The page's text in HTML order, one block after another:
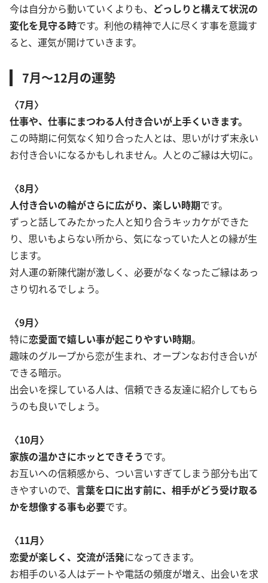
今は自分から動いていくよりも、 どっしりと構えて状況の
変化を見守る時です。利他の精神で人に尽くす事を意識す
ると、運気が開けていきます。
7月～12月の運勢
〈7月〉
仕事や、仕事にまつわる人付き合いが上手くいきます。
この時期に何気なく知り合った人とは、思いがけず末永い
お付き合いになるかもしれません。人とのご縁は大切に。
〈8月〉
人付き合いの輪がさらに広がり、楽しい時期です。
ずっと話してみたかった人と知り合うキッカケができた
り、思いもよらない所から、気になっていた人との縁が生
じます。
対人運の新陳代謝が激しく、必要がなくなったご縁はあっ
さり切れるでしょう。
〈9月〉
特に恋愛面で嬉しい事が起こりやすい時期。
趣味のグループから恋が生まれ、オープンなお付き合いが
できる暗示。
出会いを探している人は、信頼できる友達に紹介してもら
うのも良いでしょう。
〈10月〉
家族の温かさにホッとできそうです。
お互いへの信頼感から、つい言いすぎてしまう部分も出て
きやすいので、 言葉を口に出す前に、相手がどう受け取る
かを想像する事も必要です。
〈11月〉
恋愛が楽しく、交流が活発になってきます。
お相手のいる人はデートや電話の頻度が増え、出会いを求